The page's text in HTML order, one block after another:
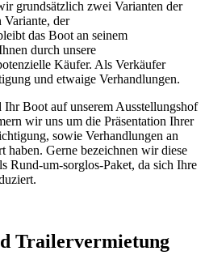
grundsätzlich zwei Varianten der
Variante, der
das Boot an seinem
durch unsere
Käufer. Als Verkäufer
und etwaige Verhandlungen.
Boot auf unserem Ausstellungshof
wir uns um die Präsentation Ihrer
sowie Verhandlungen an
haben. Gerne bezeichnen wir diese
Rund-um-sorglos-Paket, da sich Ihre
Trailervermietung